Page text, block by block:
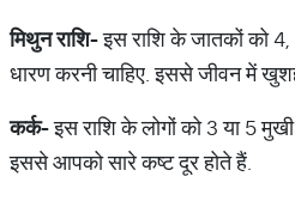
मिथुनराशि-इस राशि के जातकों को 4,
धारण करनी चाहिए. इससे जीवन में
कर्क-इस राशि के लोगों को 3 या 5
इससे आपको सारे कष्ट दूर होते हैं.